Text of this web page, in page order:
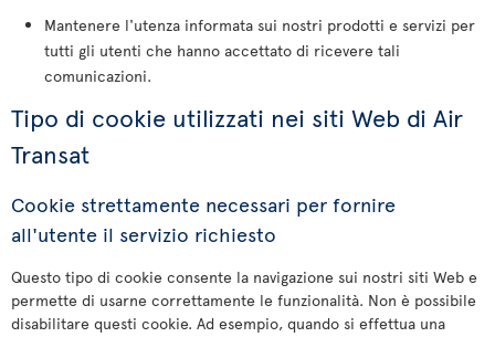
Mantenere l'utenza informata sui nostri prodotti e servizi per
tutti gli utenti che hanno accettato di ricevere tali
comunicazioni.
Tipo di cookie utilizzati nei siti Web di Air
Transat
Cookie strettamente necessari per fornire
all'utente il servizio richiesto
Questo tipo di cookie consente la navigazione sui nostri siti Web e
permette di usarne correttamente le funzionalità. Non è possibile
disabilitare questi cookie. Ad esempio, quando si effettua una